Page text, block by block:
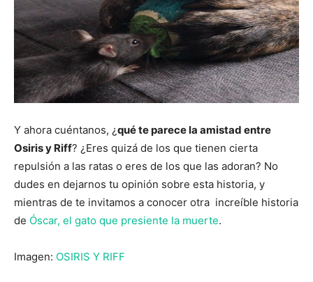
Y ahora cuéntanos, ¿qué te parece la amistad entre
Osiris y Riff? ¿Eres quizá de los que tienen cierta
repulsión a las ratas o eres de los que las adoran? No
dudes en dejarnos tu opinión sobre esta historia, y
mientras de te invitamos a conocer otra increíble historia
de Óscar, el gato que presiente la muerte.
Imagen: OSIRIS Y RIFF